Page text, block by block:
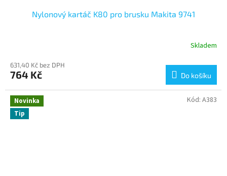
Nylonový kartáč K80 pro brusku Makita 9741
Skladem
631,40 Kč bez DPH
764 Kč Do košíku
Novinka
Tip
Kód: A383